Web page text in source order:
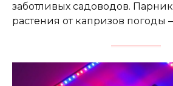
заботливых садоводов.
растения от капризов